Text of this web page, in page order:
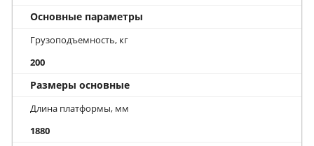
Основные параметры
Грузоподъемность, кг
200
Размеры основные
Длина платформы, мм
1880